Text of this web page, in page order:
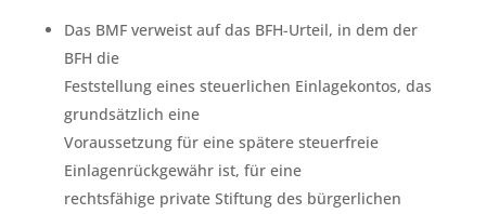
Das BMF verweist auf das BFH-Urteil, in dem der
BFH die
Feststellung eines steuerlichen Einlagekontos, das
grundsätzlich eine
Voraussetzung für eine spätere steuerfreie
Einlagenrückgewähr ist, für eine
rechtsfähige private Stiftung des bürgerlichen